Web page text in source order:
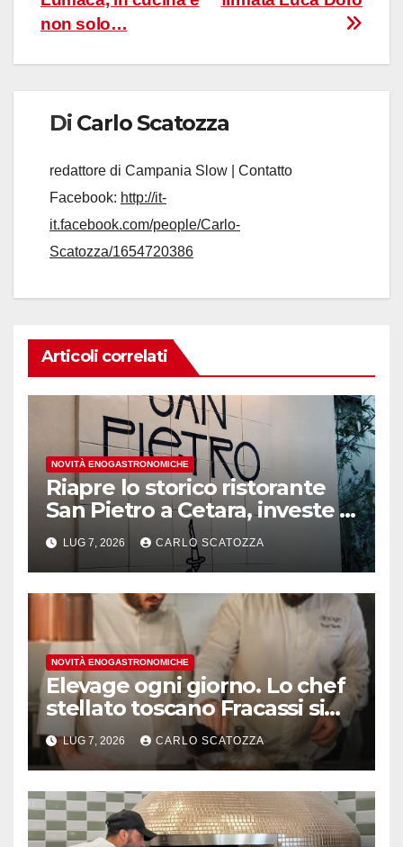
non solo…
Di Carlo Scatozza
redattore di Campania Slow | Contatto
Facebook: http://it-
it.facebook.com/people/Carlo-
Scatozza/1654720386
Articoli correlati
NOVITÀ ENOGASTRONOMICHE
Riapre lo storico ristorante
San Pietro a Cetara, investe il
gruppo Armatore
LUG 7, 2026 CARLO SCATOZZA
NOVITÀ ENOGASTRONOMICHE
Elevage ogni giorno. Lo chef
stellato toscano Fracassi si
trasferisce a Trentola
Ducenta
LUG 7, 2026 CARLO SCATOZZA